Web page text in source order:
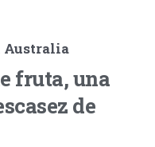
Australia
fruta, una
de